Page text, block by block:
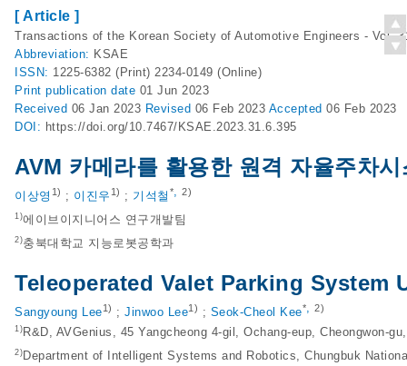
[ Article ]
Transactions of the Korean Society of Automotive Engineers - Vol.
Abbreviation: KSAE
ISSN: 1225-6382 (Print) 2234-0149 (Online)
Print publication date 01 Jun 2023
Received 06 Jan 2023 Revised 06 Feb 2023 Accepted 06 Feb 2023
DOI: https://doi.org/10.7467/KSAE.2023.31.6.395
AVM 카메라를 활용한 원격 자율주차시
이상영 1) ; 이진우 1) ; 기석철 *, 2)
1)에이브이지니어스 연구개발팀
2)충북대학교 지능로봇공학과
Teleoperated Valet Parking System
Sangyoung Lee1) ; Jinwoo Lee1) ; Seok-Cheol Kee*, 2)
1) R&D, AVGenius, 45 Yangcheong 4-gil, Ochang-eup, Cheongwon-
2) Department of Intelligent Systems and Robotics, Chungbuk